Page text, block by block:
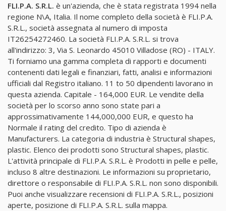
FLI.P.A. S.R.L. è un'azienda, che è stata registrata 1994 nella
regione N\A, Italia. Il nome completo della società è FLI.P.A.
S.R.L., società assegnata al numero di imposta
IT26254272460. La società FLI.P.A. S.R.L. si trova
all'indirizzo: 3, Via S. Leonardo 45010 Villadose (RO) - ITALY.
Ti forniamo una gamma completa di rapporti e documenti
contenenti dati legali e finanziari, fatti, analisi e informazioni
ufficiali dal Registro italiano. 11 to 50 dipendenti lavorano in
questa azienda. Capitale - 164,000 EUR. Le vendite della
società per lo scorso anno sono state pari a
approssimativamente 144,000,000 EUR, e questo ha
Normale il rating del credito. Tipo di azienda è
Manufacturers. La categoria di industria è Structural shapes,
plastic. Elenco dei prodotti sono Structural shapes, plastic.
L'attività principale di FLI.P.A. S.R.L. è Prodotti in pelle e pelle,
incluso 8 altre destinazioni. Le informazioni su proprietario,
direttore o responsabile di FLI.P.A. S.R.L. non sono disponibili.
Puoi anche visualizzare recensioni di FLI.P.A. S.R.L., posizioni
aperte, posizione di FLI.P.A. S.R.L. sulla mappa.